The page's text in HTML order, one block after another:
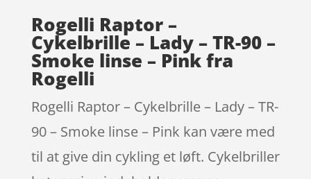
Rogelli Raptor –
Cykelbrille – Lady – TR-90 –
Smoke linse – Pink fra
Rogelli
Rogelli Raptor – Cykelbrille – Lady – TR-
90 – Smoke linse – Pink kan være med
til at give din cykling et løft. Cykelbriller